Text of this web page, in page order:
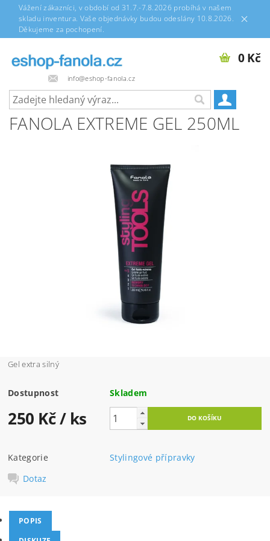
Vážení zákazníci, v období od 31.7.-7.8.2026 probíhá v našem
skladu inventura. Vaše objednávky budou odeslány 10.8.2026.
Děkujeme za pochopení.
info@eshop-fanola.cz
0 Kč
FANOLA EXTREME GEL 250ML
Gel extra silný
Dostupnost Skladem
250 Kč/ ks
Kategorie
Stylingové přípravky
Dotaz
POPIS